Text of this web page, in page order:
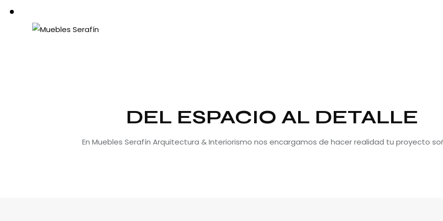
DEL ESPACIO AL DETALLE
En Muebles Serafín Arquitectura & Interiorismo nos encargamos de hacer realidad tu proyecto